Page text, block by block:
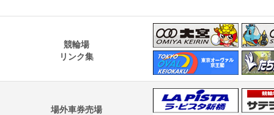
競輪場
リンク集
場外車券売場